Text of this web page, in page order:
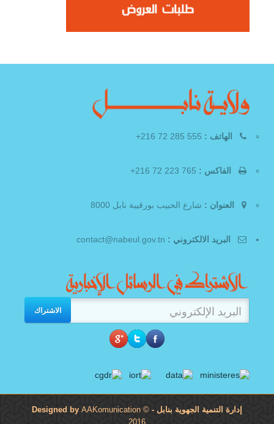
الهاتف :
الفاكس :
العنوان : شارع الحبيب بورقيبة نابل 8000
البريد الالكتروني :
الاشتراك
إدارة التنمية الجهوية بنابل - Designed by
AAKomunication ©
2016